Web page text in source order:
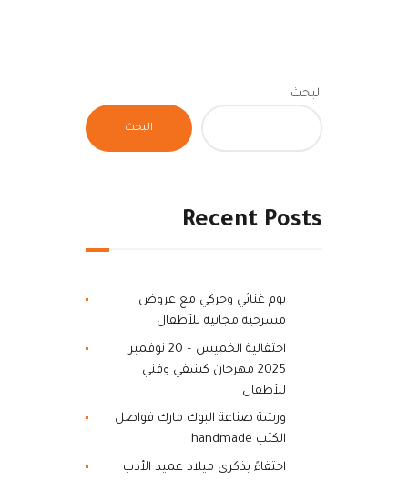
البحث
البحث
Recent Posts
يوم غنائي وحركي مع عروض
مسرحية مجانية للأطفال
احتفالية الخميس – 20 نوفمبر
2025 مهرجان كشفي وفني
للأطفال
ورشة صناعة البوك مارك فواصل
الكتب handmade
احتفاءً بذكرى ميلاد عميد الأدب